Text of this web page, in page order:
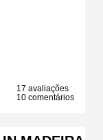
17 avaliações
10 comentários